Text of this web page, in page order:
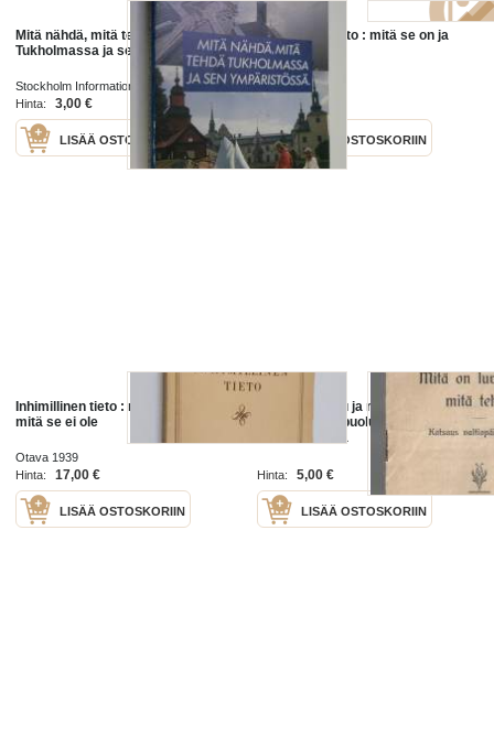
Mitä nähdä, mitä tehdä
Tukholmassa ja sen ympäristössä
Stockholm Information Service 1984
Hinta:
3,00 €
LISÄÄ OSTOSKORIIN
Inhimillinen tieto : mitä se on ja
mitä se ei ole
Otava 1939
25,00 €
LISÄÄ OSTOSKORIIN
Inhimillinen tieto : mitä se on ja
mitä se ei ole
Otava 1939
Hinta:
17,00 €
LISÄÄ OSTOSKORIIN
Mitä on luvattu ja mitä tehty 1908 /
Suomalaisen puolueen
naisvaliokunta
Hinta: 5,00 €
LISÄÄ OSTOSKORIIN